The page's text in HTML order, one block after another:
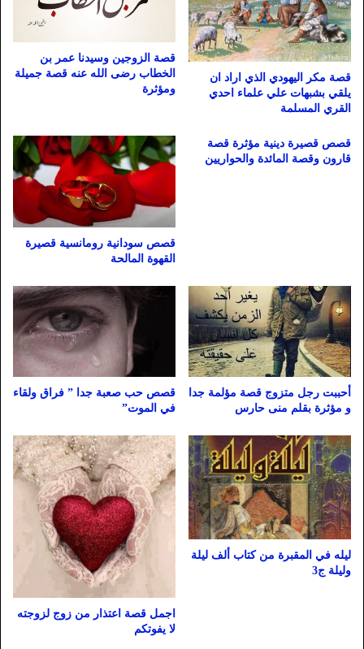
قصة مكر اليهودي الذي اراد ان
يلقي بشبهات علي علماء احدي
القري المسلمة
قصة الزوجين وسيدنا عمر بن
الخطاب رضى الله عنه قصة جميلة
ومؤثرة
قصص قصيرة دينية مؤثرة قصة
قارون وقصة المائدة والحواريين
قصص سودانية رومانسية قصيرة
القهوة المالحة
أحببت رجل متزوج قصة مؤلمة جدا
و مؤثرة بقلم منى حارس
قصص حب صعبة جدا ” فراق ولقاء
في الموت”
ليله في المقبرة من كتاب ألف ليلة
وليلة ج3
اجمل قصة اعتذار من زوج لزوجته
لا يفوتكم